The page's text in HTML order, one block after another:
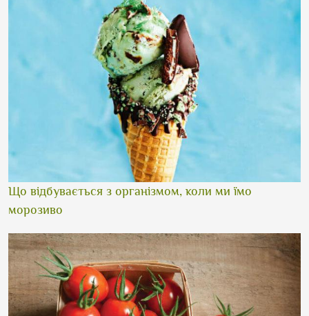
Що відбувається з організмом, коли ми їмо
морозиво